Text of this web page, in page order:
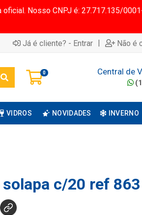
Nosso CNPJ é: 27.717.135/
Já é cliente? - Entrar | Não é
0 Central de
VIDROS NOVIDADES INVERNO
c/20 ref 863